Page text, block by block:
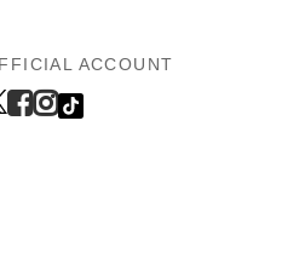
ACCOUNT